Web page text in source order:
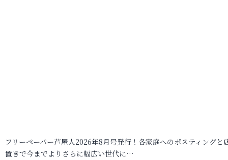
フリーペーパー芦屋人2026年8月号発行！各家庭へのポスティングと
置きで今までよりさらに幅広い世代に…